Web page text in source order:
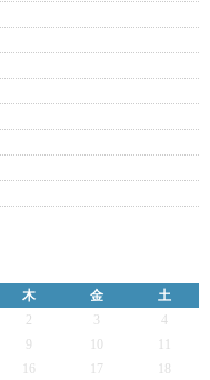
木 金
土
2 3
4
9
16 17